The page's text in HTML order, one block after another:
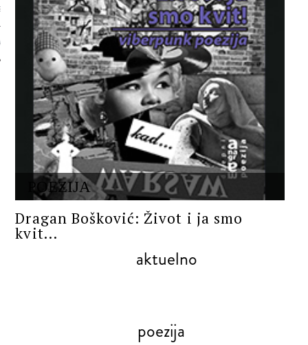
POEZIJA
Dragan Bošković: Život i ja smo
kvit...
aktuelno
poezija